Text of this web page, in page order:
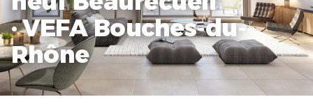
· VEFA Bouches-du-
Rhône